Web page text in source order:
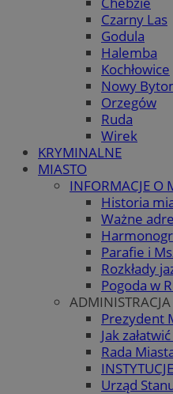
Czarny Las
Godula
Halemba
Kochłowice
Nowy
Orzegów
Ruda
Wirek
KRYMINALNE
MIASTO
INFORMACJE O
Historia
Ważne
Parafie i
Rozkłady
Pogoda w
ADMINISTRACJA
Prezydent
Jak
Rada
INSTYTUCJE
Urząd